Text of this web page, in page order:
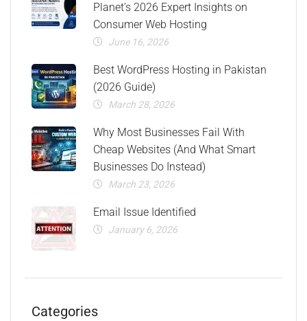
Planet’s 2026 Expert Insights on
Consumer Web Hosting
June 16, 2026
Best WordPress Hosting in Pakistan
(2026 Guide)
March 28, 2026
Why Most Businesses Fail With
Cheap Websites (And What Smart
Businesses Do Instead)
March 23, 2026
Email Issue Identified
January 6, 2026
Categories